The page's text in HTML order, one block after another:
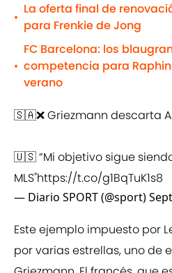
•
La oferta final de
para Frenkie de Jong
•
FC Barcelona: los
competencia para
verano
🇸🇦❌ Griezmann descarta
🇺🇸 “Mi objetivo sigue
MLS"https://t.co/g1BqTuK1s8
— Diario SPORT (@sport)
Este ejemplo impuesto por
por varias estrellas, uno de